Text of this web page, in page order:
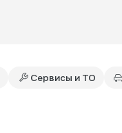
Сервисы и ТО